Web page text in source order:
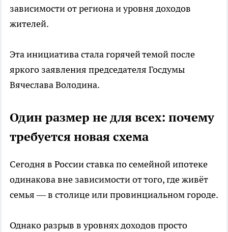
зависимости от региона и уровня доходов
жителей.
Эта инициатива стала горячей темой после
яркого заявления председателя Госдумы
Вячеслава Володина.
Один размер не для всех: почему
требуется новая схема
Сегодня в России ставка по семейной ипотеке
одинакова вне зависимости от того, где живёт
семья — в столице или провинциальном городе.
Однако разрыв в уровнях доходов просто